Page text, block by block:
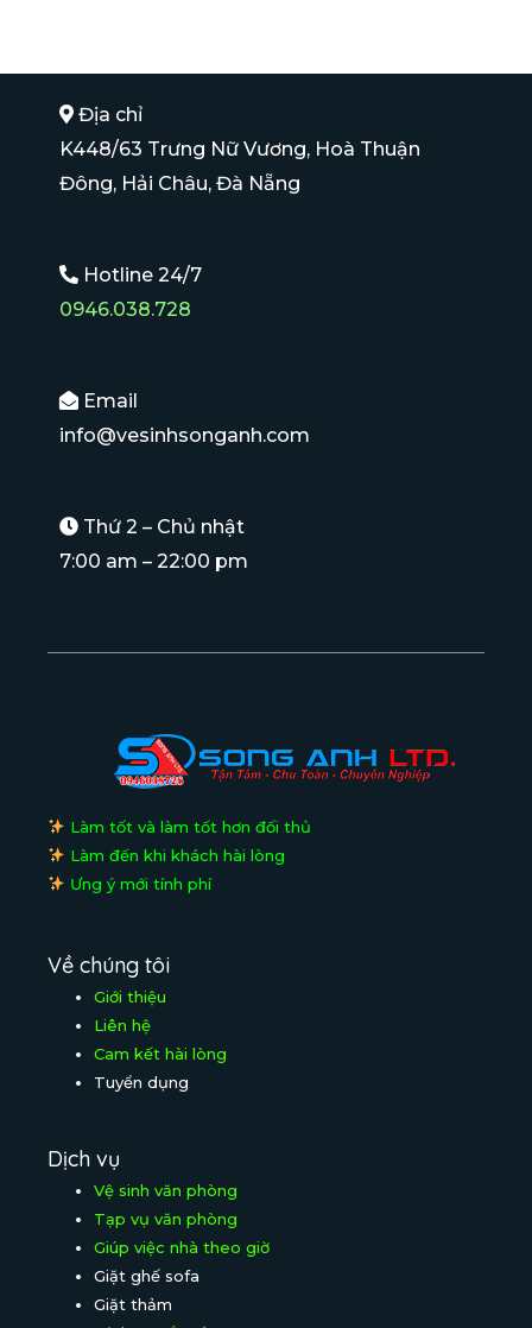
Địa chỉ
K448/63 Trưng Nữ Vương, Hoà Thuận
Đông, Hải Châu, Đà Nẵng
Hotline 24/7
0946.038.728
Email
info@vesinhsonganh.com
Thứ 2 – Chủ nhật
7:00 am – 22:00 pm
Làm tốt và làm tốt hơn đối thủ
Làm đến khi khách hài lòng
Ưng ý mới tính phí
Về chúng tôi
Giới thiệu
Liên hệ
Cam kết hài lòng
Tuyển dụng
Dịch vụ
Vệ sinh văn phòng
Tạp vụ văn phòng
Giúp việc nhà theo giờ
Giặt ghế sofa
Giặt thảm